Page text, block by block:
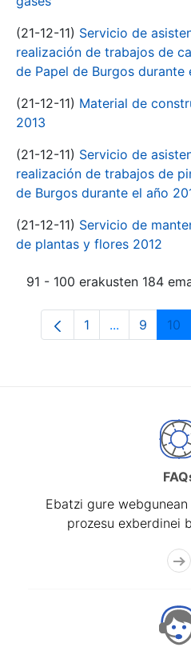
(21-12-11) Servicio de
realización de trabajos de
de Papel de Burgos durante
(21-12-11) Material de
2013
(21-12-11) Servicio de
realización de trabajos de
de Burgos durante el año
(21-12-11) Servicio de
de plantas y flores 2012
91 - 100 erakusten 184
Orrialdea
1 ... 9 10
Ebatzi gure
prozesu exberdinei